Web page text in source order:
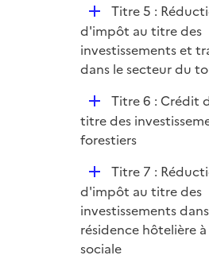
D
é
p
l
r
Titre 5 :
d'impôt au titre des
investissements et
dans le secteur du
D
é
p
e
r
Titre 6 : Crédit
titre des
forestiers
D
é
p
l
i
Titre 7 :
d'impôt au titre des
investissements
résidence hôtelière
sociale